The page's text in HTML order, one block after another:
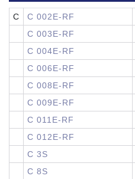
C C 002E-RF
C 003E-RF
C 004E-RF
C 006E-RF
C 008E-RF
C 009E-RF
C 011E-RF
C 012E-RF
C 3S
C 8S